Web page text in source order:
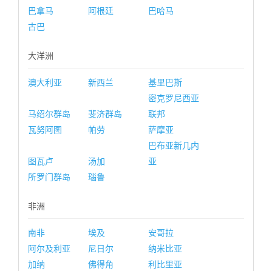
巴拿马
阿根廷
巴哈马
古巴
大洋洲
澳大利亚 新西兰 基里巴斯
马绍尔群岛 斐济群岛
密克罗尼西亚
联邦
瓦努阿图
帕劳 萨摩亚
图瓦卢 汤加
巴布亚新几内
亚
所罗门群岛
瑙鲁
非洲
南非 埃及
安哥拉
阿尔及利亚
尼日尔
纳米比亚
加纳
佛得角
利比里亚